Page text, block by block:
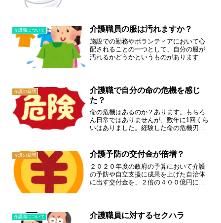
体の栄養剤を入れていたけ...
介護職について 介護職員の服は汚れますか？
施設での勤務やボランティアにおいて心
配されることの一つとして、自分の服が
汚れるかどうかというものがあります。
つほどあげます。排泄介助...
介護の疑問
介護職で自分の命の危機を感じ
た？
命の危機はあるのか？あります。もちろ
ん日常ではありませんが、数年に1回くら
いはありました。経験した命の危機刃物
が、その結果として刃物で襲われまし
た。・ご利用者様自身が襲...
介護の疑問 介護予防の交付金が倍増？
２０２０年度の政府の予算において介護
の予防や自立支援に成果を上げた自治体
に出す交付金を、２倍の４００億円にす
だと思います。最近は健康...
介護職について 介護職員に対するセクハラ